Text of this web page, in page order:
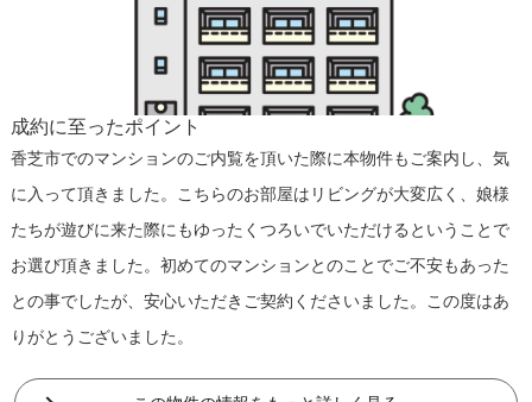
成約に至ったポイント
香芝市でのマンションのご内覧を頂いた際に本物件もご案内し、気
に入って頂きました。こちらのお部屋はリビングが大変広く、娘様
たちが遊びに来た際にもゆったくつろいでいただけるということで
お選び頂きました。初めてのマンションとのことでご不安もあった
との事でしたが、安心いただきご契約くださいました。この度はあ
りがとうございました。